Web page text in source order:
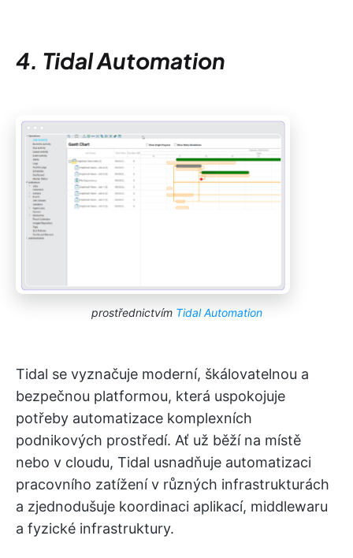
4. Tidal Automation
prostřednictvím Tidal Automation
Tidal se vyznačuje moderní, škálovatelnou a
bezpečnou platformou, která uspokojuje
potřeby automatizace komplexních
podnikových prostředí. Ať už běží na místě
nebo v cloudu, Tidal usnadňuje automatizaci
pracovního zatížení v různých infrastrukturách
a zjednodušuje koordinaci aplikací, middlewaru
a fyzické infrastruktury.